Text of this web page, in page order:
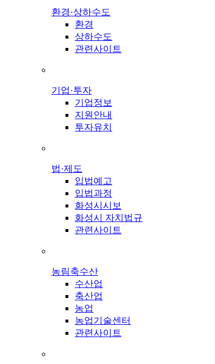
환경·상하수도
환경
상하수도
관련사이트
기업·투자
기업정보
지원안내
투자유치
법·제도
입법예고
입법과정
화성시시보
화성시 자치법규
관련사이트
농림축수산
수산업
축산업
농업
농업기술센터
관련사이트